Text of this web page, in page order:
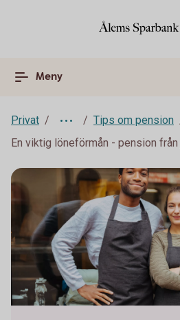
Meny
Privat
Tips om pension
En viktig löneförmån - pension